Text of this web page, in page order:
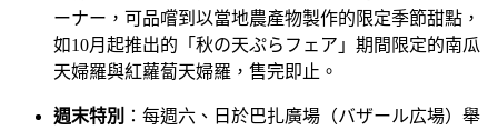
ーナー，可品嚐到以當地農產物製作的限定季節甜點，
如10月起推出的「秋の天ぷらフェア」期間限定的南瓜
天婦羅與紅蘿蔔天婦羅，售完即止。
週末特別 ：每週六、日於巴扎廣場（バザール広場）舉